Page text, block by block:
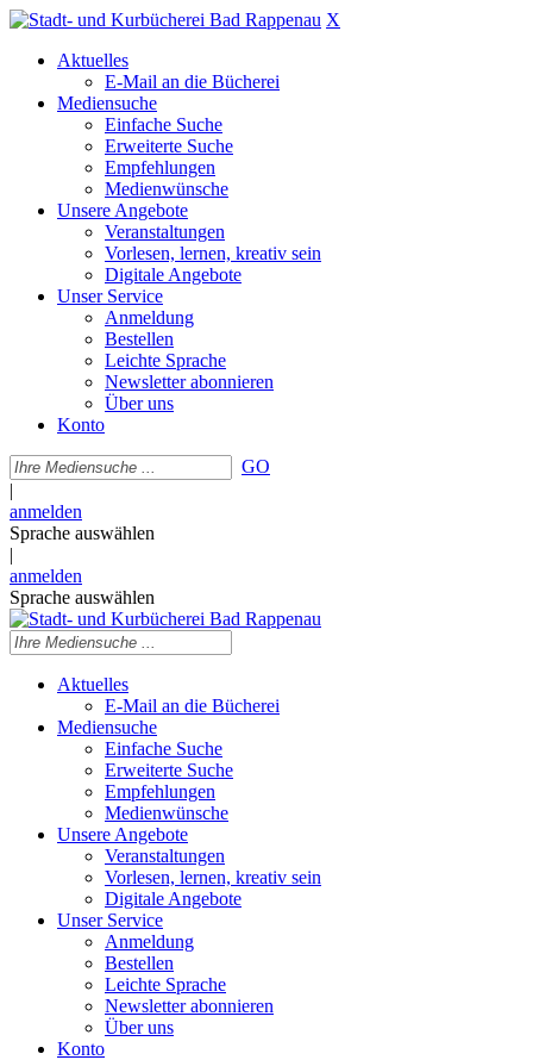
X
Aktuelles
E-Mail an die Bücherei
Mediensuche
Einfache Suche
Erweiterte Suche
Empfehlungen
Medienwünsche
Unsere Angebote
Veranstaltungen
Vorlesen, lernen, kreativ sein
Digitale Angebote
Unser Service
Anmeldung
Bestellen
Leichte Sprache
Newsletter abonnieren
Über uns
Konto
GO
|
anmelden
Sprache auswählen
|
anmelden
Sprache auswählen
Aktuelles
E-Mail an die Bücherei
Mediensuche
Einfache Suche
Erweiterte Suche
Empfehlungen
Medienwünsche
Unsere Angebote
Veranstaltungen
Vorlesen, lernen, kreativ sein
Digitale Angebote
Unser Service
Anmeldung
Bestellen
Leichte Sprache
Newsletter abonnieren
Über uns
Konto